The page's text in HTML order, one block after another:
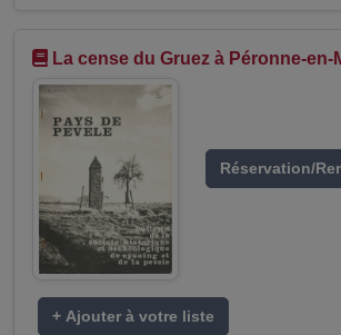
La cense du Gruez à Péronne-en-
Réservation/
+ Ajouter à votre liste